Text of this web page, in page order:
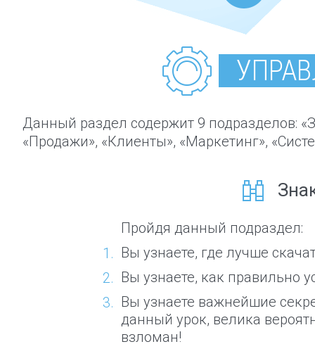
Данный раздел содержит 9 подразделов:
«Продажи», «Клиенты», «Маркетинг»,
Пройдя данный подраздел:
Вы узнаете, где лучше
Вы узнаете, как правильно
Вы узнаете важнейшие
данный урок, велика
взломан!